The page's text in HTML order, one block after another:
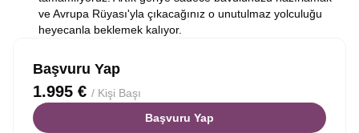
ve Avrupa Rüyası'yla çıkacağınız o unutulmaz yolculuğu
heyecanla beklemek kalıyor.
Başvuru Yap
1.995 € / Kişi Başı
Başvuru Yap